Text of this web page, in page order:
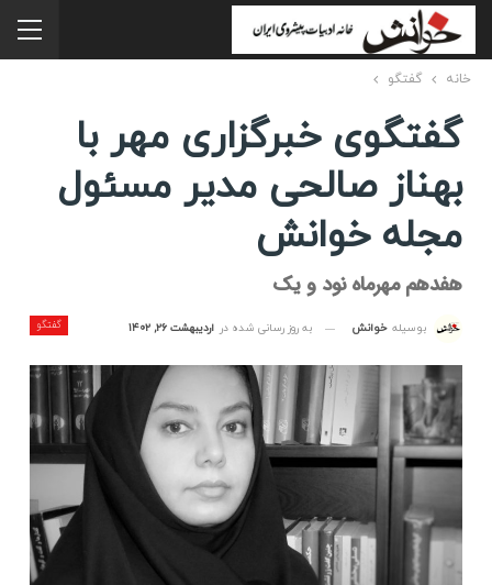
خانه گفتگو
گفتگوی خبرگزاری مهر با
بهناز صالحی مدیر مسئول
مجله خوانش
هفدهم مهرماه نود و یک
گفتگو بوسیله خوانش به روز رسانی شده در اردیبهشت ۲۶, ۱۴۰۲